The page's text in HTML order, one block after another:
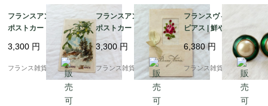
フランスアンティーク
ポストカード | ヤドリ
ギと雪景色 幸運の象徴
| 1900年代初頭（J00
3）
3,300 円
フランス雑貨chouchou
フランスアンティーク
ポストカード |ピンクの
薔薇 手刺繍とリボン | 1
900年前後
3,300円
フランス雑貨chouchou
フランスヴィンテージ
ピアス | 鮮やかなエナ
メルグリーン ×大粒フ
ェイクパール | 1970-80
年頃
6,380円
フランス雑貨chouchou